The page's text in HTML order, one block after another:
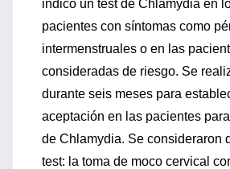
indicó un test de Chlamydia en
pacientes con síntomas como
intermenstruales o en las
consideradas de riesgo. Se
durante seis meses para
aceptación en las pacientes
de Chlamydia. Se consideraron
test: la toma de moco cervical